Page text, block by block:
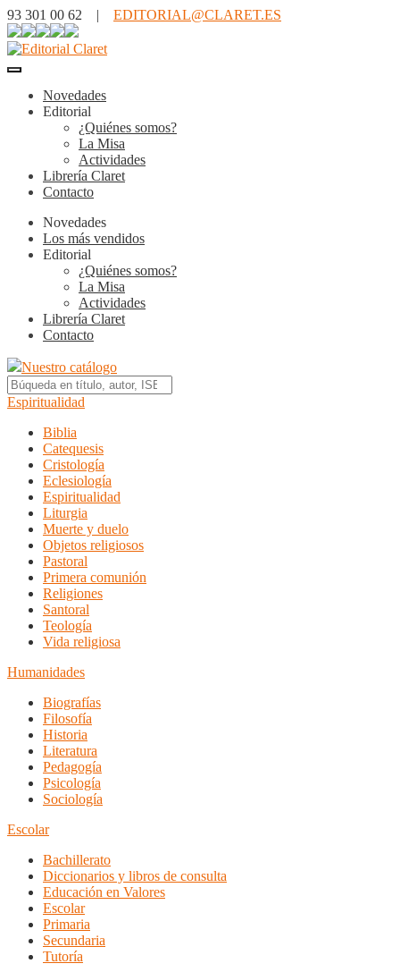
93 301 00 62 | EDITORIAL@CLARET.ES
Novedades
Editorial
¿Quiénes somos?
La Misa
Actividades
Librería Claret
Contacto
Novedades
Los más vendidos
Editorial
¿Quiénes somos?
La Misa
Actividades
Librería Claret
Contacto
Nuestro catálogo
Espiritualidad
Biblia
Catequesis
Cristología
Eclesiología
Espiritualidad
Liturgia
Muerte y duelo
Objetos religiosos
Pastoral
Primera comunión
Religiones
Santoral
Teología
Vida religiosa
Humanidades
Biografías
Filosofía
Historia
Literatura
Pedagogía
Psicología
Sociología
Escolar
Bachillerato
Diccionarios y libros de consulta
Educación en Valores
Escolar
Primaria
Secundaria
Tutoría